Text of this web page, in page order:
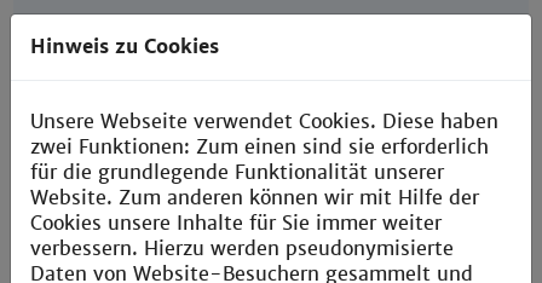
Sprechzeiten
nach Vereinbarung
Hinweis zu Cookies
Unsere Webseite verwendet Cookies. Diese haben
zwei Funktionen: Zum einen sind sie erforderlich
für die grundlegende Funktionalität unserer
Website. Zum anderen können wir mit Hilfe der
Cookies unsere Inhalte für Sie immer weiter
verbessern. Hierzu werden pseudonymisierte
Daten von Website-Besuchern gesammelt und